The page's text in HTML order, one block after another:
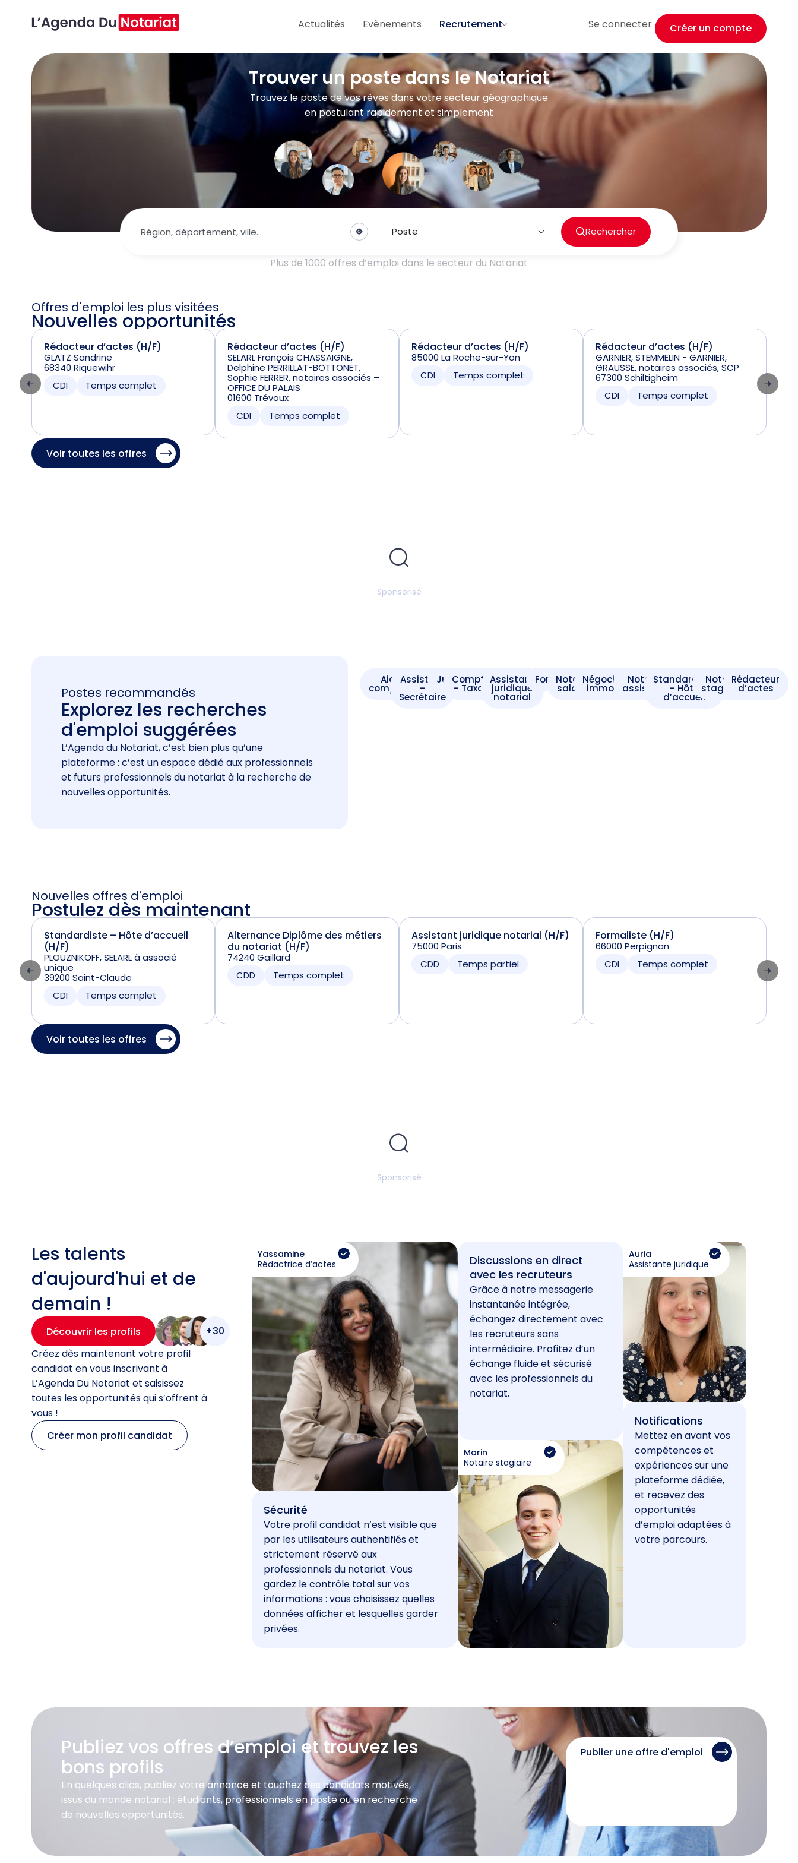
Actualités Evènements Recrutement Se connecter Créer un compte
Trouver un poste dans le Notariat
Trouvez le poste de vos rêves dans votre secteur géographique
en postulant rapidement et simplement
Poste Rechercher
Plus de 1000 offres d’emploi dans le secteur du Notariat
Offres d'emploi les plus visitées
Nouvelles opportunités
Rédacteur d’actes (H/F)
GLATZ Sandrine
68340 Riquewihr
CDI
Temps complet
Rédacteur d’actes (H/F)
SELARL François CHASSAIGNE,
Delphine PERRILLAT-BOTTONET,
Sophie FERRER, notaires associés –
OFFICE DU PALAIS
01600 Trévoux
CDI
Temps complet
Rédacteur d’actes (H/F)
85000 La Roche-sur-Yon
CDI
Temps complet
Rédacteur d’actes (H/F)
GARNIER, STEMMELIN - GARNIER,
GRAUSSE, notaires associés, SCP
67300 Schiltigheim
CDI
Temps complet
Voir toutes les offres
Sponsorisé
Postes recommandés
Explorez les recherches
d'emploi suggérées
L’Agenda du Notariat, c’est bien plus qu’une
plateforme : c’est un espace dédié aux professionnels
et futurs professionnels du notariat à la recherche de
nouvelles opportunités.
Aide -
comptable
Assistant
–
Secrétaire
JuristeComptable
– Taxateur
Assistant
juridique
notarial
Formaliste
Notaire
salarié
Négociateur
immobilier
Notaire
assistant
Standardiste
– Hôte
d’accueil
Notaire
stagiaire
Rédacteur
d’actes
Nouvelles offres d'emploi
Postulez dès maintenant
Standardiste – Hôte d’accueil
(H/F)
PLOUZNIKOFF, SELARL à associé
unique
39200 Saint-Claude
CDI
Temps complet
Alternance Diplôme des métiers
du notariat (H/F)
74240 Gaillard
CDD
Temps complet
Assistant juridique notarial (H/F)
75000 Paris
CDD
Temps partiel
Formaliste (H/F)
66000 Perpignan
CDI
Temps complet
Voir toutes les offres
Sponsorisé
Les talents
d'aujourd'hui et de
demain !
Découvrir les profils
+30
Créez dès maintenant votre profil
candidat en vous inscrivant à
L’Agenda Du Notariat et saisissez
toutes les opportunités qui s’offrent à
vous !
Créer mon profil candidat
Yassamine
Rédactrice d’actes
Sécurité
Votre profil candidat n’est visible que
par les utilisateurs authentifiés et
strictement réservé aux
professionnels du notariat. Vous
gardez le contrôle total sur vos
informations : vous choisissez quelles
données afficher et lesquelles garder
privées.
Discussions en direct
avec les recruteurs
Grâce à notre messagerie
instantanée intégrée,
échangez directement avec
les recruteurs sans
intermédiaire. Profitez d’un
échange fluide et sécurisé
avec les professionnels du
notariat.
Marin
Notaire stagiaire
Auria
Assistante juridique
Notifications
Mettez en avant vos
compétences et
expériences sur une
plateforme dédiée,
et recevez des
opportunités
d’emploi adaptées à
votre parcours.
Publiez vos offres d’emploi et trouvez les
bons profils
En quelques clics, publiez votre annonce et touchez des candidats motivés,
issus du monde notarial : étudiants, professionnels en poste ou en recherche
de nouvelles opportunités.
Publier une offre d'emploi